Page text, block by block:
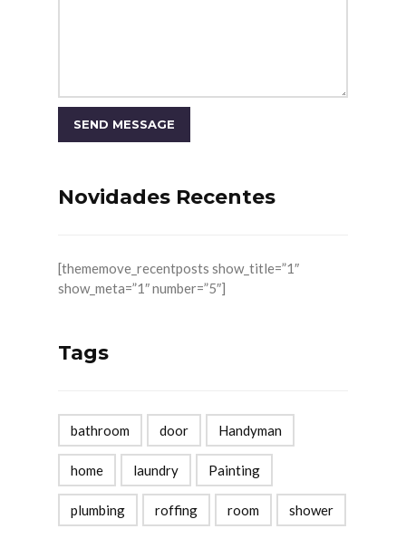
Novidades Recentes
[thememove_recentposts show_title=”1″
show_meta=”1″ number=”5″]
Tags
bathroom door Handyman
home laundry Painting
plumbing roffing room shower